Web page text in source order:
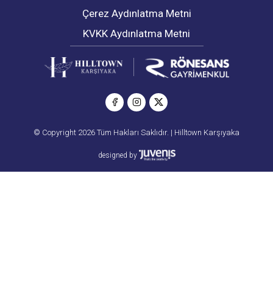
Çerez Aydınlatma Metni
KVKK Aydınlatma Metni
© Copyright 2026 Tüm Hakları Saklıdır. | Hilltown Karşıyaka
designed by